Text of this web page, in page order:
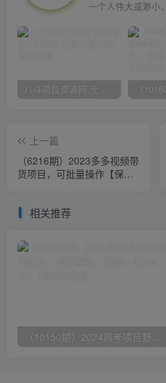
一个人伟大或渺小
八斗项目资源网 全网正品VIP课程 无损下载~
上一篇
（6216期）2023多多视频带
货项目，可批量操作【保姆
相关推荐
（10150期）2024高考项目野路子玩法，无限裂变，最高一天1W＋！